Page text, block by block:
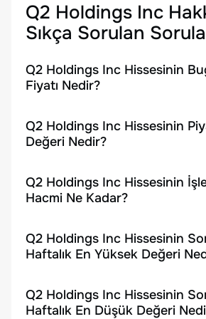
Q2 Holdings Inc
Sıkça Sorulan
Q2 Holdings Inc Hissesinin
Fiyatı Nedir?
Q2 Holdings Inc Hissesinin
Değeri Nedir?
Q2 Holdings Inc Hissesinin
Hacmi Ne Kadar?
Q2 Holdings Inc Hissesinin
Haftalık En Yüksek Değeri
Q2 Holdings Inc Hissesinin
Haftalık En Düşük Değeri